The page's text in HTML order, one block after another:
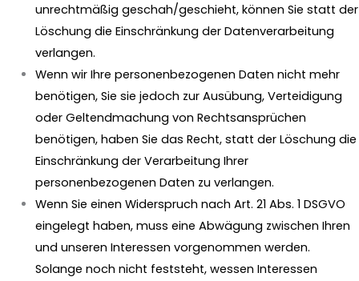
unrechtmäßig geschah/geschieht, können Sie statt der
Löschung die Einschränkung der Datenverarbeitung
verlangen.
Wenn wir Ihre personenbezogenen Daten nicht mehr
benötigen, Sie sie jedoch zur Ausübung, Verteidigung
oder Geltendmachung von Rechtsansprüchen
benötigen, haben Sie das Recht, statt der Löschung die
Einschränkung der Verarbeitung Ihrer
personenbezogenen Daten zu verlangen.
Wenn Sie einen Widerspruch nach Art. 21 Abs. 1 DSGVO
eingelegt haben, muss eine Abwägung zwischen Ihren
und unseren Interessen vorgenommen werden.
Solange noch nicht feststeht, wessen Interessen